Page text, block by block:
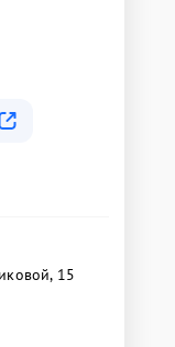
15